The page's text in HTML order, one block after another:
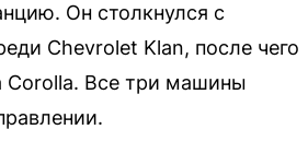
Он столкнулся с
Chevrolet Klan, после чего
Corolla. Все три машины